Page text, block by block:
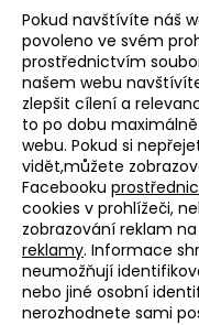
Pokud navštívíte náš
povoleno ve svém
prostřednictvím
našem webu
zlepšit cílení a
to po dobu
webu. Pokud si
vidět,můžete
Facebooku
cookies v prohlížeči,
zobrazování reklam
reklamy. Informace
neumožňují
nebo jiné osobní
nerozhodnete sami